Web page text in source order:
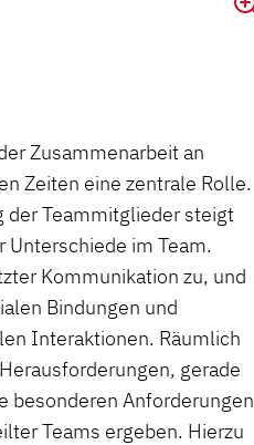
Zusammenarbeit an
Zeiten eine zentrale Rolle.
der Teammitglieder steigt
im Team.
Kommunikation zu, und
Bindungen und
Interaktionen. Räumlich
gerade
besonderen Anforderungen
Teams ergeben. Hierzu